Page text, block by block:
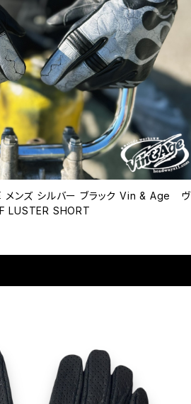
メンズ シルバー ブラック Vin & Age ヴ
LUSTER SHORT